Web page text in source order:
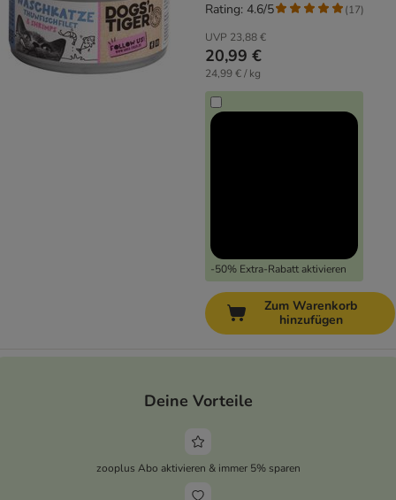
UVP 23,88 €
20,99 €
24,99 € / kg
-50% Extra-Rabatt aktivieren
Rating: 4.6/5 (17)
Zum Warenkorb
hinzufügen
Deine Vorteile
zooplus Abo aktivieren & immer 5% sparen